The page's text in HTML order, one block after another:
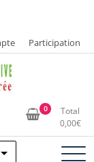
Participation
à la
0
Total
0,00€